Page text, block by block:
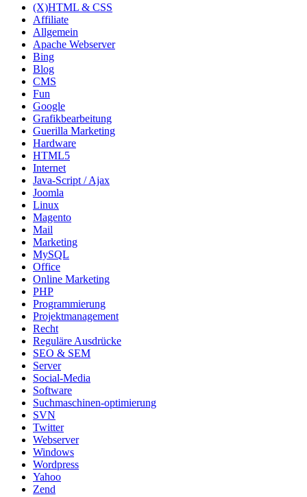
(X)HTML & CSS
Affiliate
Allgemein
Apache Webserver
Bing
Blog
CMS
Fun
Google
Grafikbearbeitung
Guerilla Marketing
Hardware
HTML5
Internet
Java-Script / Ajax
Joomla
Linux
Magento
Mail
Marketing
MySQL
Office
Online Marketing
PHP
Programmierung
Projektmanagement
Recht
Reguläre Ausdrücke
SEO & SEM
Server
Social-Media
Software
Suchmaschinen-optimierung
SVN
Twitter
Webserver
Windows
Wordpress
Yahoo
Zend